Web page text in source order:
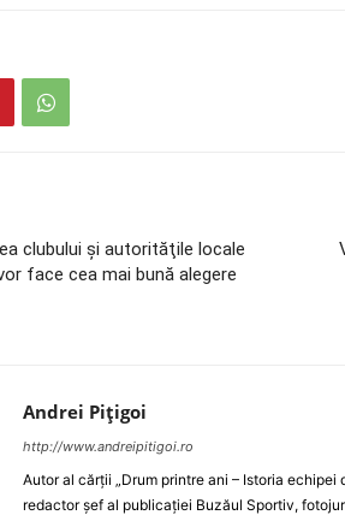
clubului şi autorităţile locale
face cea mai bună alegere
Andrei Pițigoi
http://www.andreipitigoi.ro
Autor al cărţii „Drum printre ani – Istoria echipei
redactor şef al publicaţiei Buzăul Sportiv,